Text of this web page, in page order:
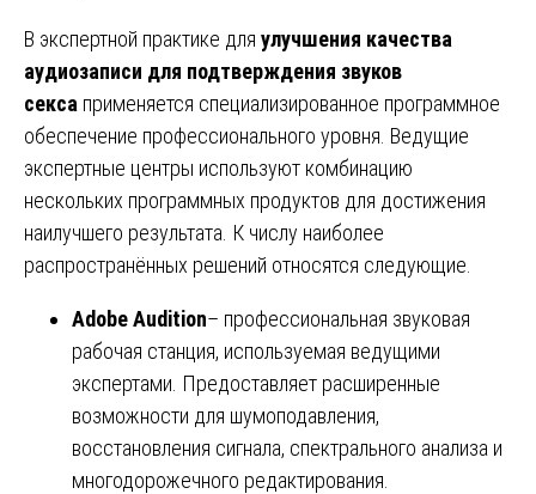
В экспертной практике для улучшения качества
аудиозаписи для подтверждения звуков
секса применяется специализированное программное
обеспечение профессионального уровня. Ведущие
экспертные центры используют комбинацию
нескольких программных продуктов для достижения
наилучшего результата. К числу наиболее
распространённых решений относятся следующие.
Adobe Audition– профессиональная звуковая
рабочая станция, используемая ведущими
экспертами. Предоставляет расширенные
возможности для шумоподавления,
восстановления сигнала, спектрального анализа и
многодорожечного редактирования.